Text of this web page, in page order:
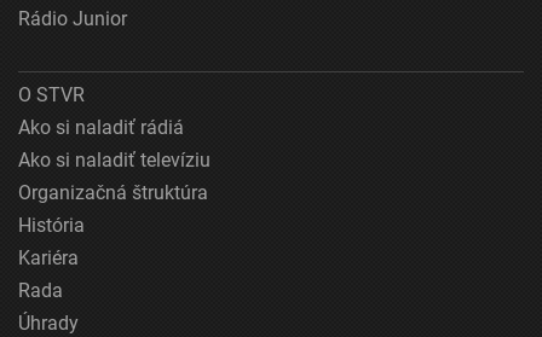
Rádio Junior
O STVR
Ako si naladiť rádiá
Ako si naladiť televíziu
Organizačná štruktúra
História
Kariéra
Rada
Úhrady